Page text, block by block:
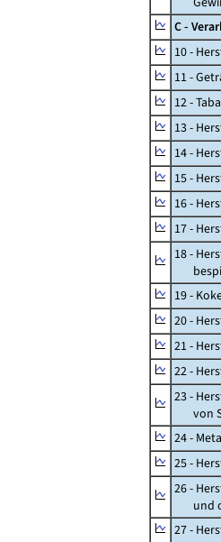
C -
10 -
11 -
12 -
13 -
14 -
15 -
16 -
17 -
18 -
19 -
20 -
21 -
22 -
23 -
von
24 -
25 -
26 -
und
27 -